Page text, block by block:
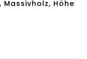
Höhe